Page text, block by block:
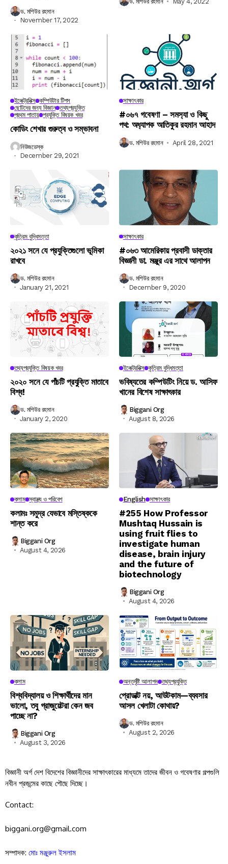
ড. মশিউর রহমান
November 17, 2022
ইলেক্ট্রনিক্স কম্পিউটার টিপস
ছোটদের জন্য বিজ্ঞান তথ্যপ্রযুক্তি
প্রথম পাতায় প্রযুক্তি বিষয়ক খবর
কোডিং শেখার গুরুত্ব ও সম্ভাবনা
নিউজডেস্ক
December 29, 2021
সাক্ষাৎকার
#০৬৭ গবেষণা – সমস‍্যা ও কিছু
পথ: অধ‍্যাপক আতিকুর রহমান আহাদ
ড. মশিউর রহমান April 28, 2021
কৃত্রিম বুদ্ধিমত্তা
২০২১ সনে যে প্রযুক্তিগুলো ভূমিকা
রাখবে
ড. মশিউর রহমান
January 21, 2021
সাক্ষাৎকার
#০৬৩ আমেরিকায় প্রবাসী ডাক্তার
বিজ্ঞানী ডা. মঞ্জুর এর সাথে আলাপন
ড. মশিউর রহমান
December 9, 2020
তথ্যপ্রযুক্তি বিষয়ক খবর
২০২০ সনে যে পাঁচটি প্রযুক্তি মাতাবে
বিশ্ব!
ড. মশিউর রহমান
January 2, 2020
ইলেক্ট্রনিক্স কৃত্রিম বুদ্ধিমত্তা
ভবিষ্যতের কম্পিউটিং নিয়ে ড. আসিফ
খানের বিশেষ সাক্ষাৎকার
Biggani Org
August 8, 2026
কলাম স্বাস্থ্য ও পরিবেশ
কলামঃ সমুদ্র যেভাবে মস্তিষ্ককে
শান্ত করে
Biggani Org
August 4, 2026
English সাক্ষাৎকার
#255 How Professor
Mushtaq Hussain is
using fruit flies to
investigate human
disease, brain injury
and the future of
biotechnology
Biggani Org
August 4, 2026
কলাম
বিশ্ববিদ্যালয় ও শিক্ষার্থীদের মান
ভালো, তবু গ্রাজুয়েটরা কেন জব
পাচ্ছে না?
Biggani Org
August 3, 2026
অন্তর্দৃষ্টি আলাপন তথ্যপ্রযুক্তি
প্রোডাক্ট নয়, আউটকাম—ব্যবসার
আসল খেলাটা কোথায়?
ড. মশিউর রহমান
August 2, 2026
বিজ্ঞানী অর্গ দেশ বিদেশের বিজ্ঞানীদের সাক্ষাৎকারের মাধ্যমে তাদের জীবন ও গবেষণার গল্পগুলি
নবীন প্রজন্মের কাছে পৌছে দিচ্ছে।
Contact:
biggani.org@gmail.com
সম্পাদক: মোঃ মঞ্জুরুল ইসলাম